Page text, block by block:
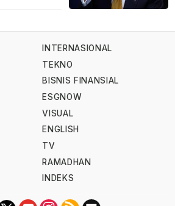
INTERNASIONAL
TEKNO
BISNIS FINANSIAL
ESGNOW
VISUAL
ENGLISH
TV
RAMADHAN
INDEKS